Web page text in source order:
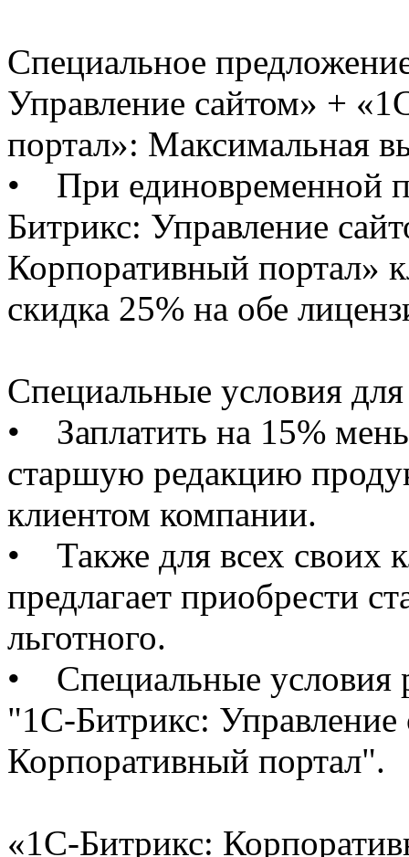
Специальное
Управление сайтом» +
портал»: Максимальная
• При единовременной
Битрикс: Управление
Корпоративный портал»
скидка 25% на обе
Специальные условия
• Заплатить на 15%
старшую редакцию
клиентом компании.
• Также для всех своих
предлагает приобрести
льготного.
• Специальные условия
"1С-Битрикс:
Корпоративный портал".
«1С-Битрикс: